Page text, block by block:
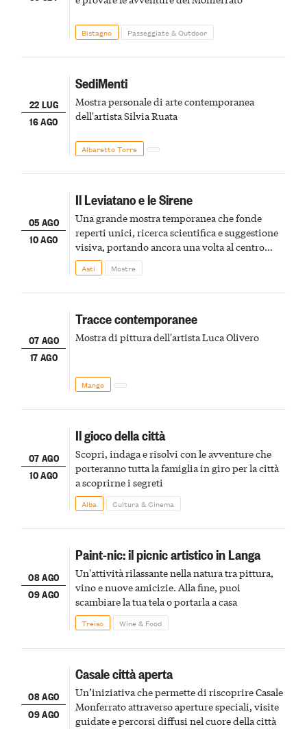
Bistagno Passeggiate & Outdoor
22 LUG
16 AGO
SediMenti
Mostra personale di arte contemporanea
dell'artista Silvia Ruata
Albaretto Torre
05 AGO
10 AGO
Il Leviatano e le Sirene
Una grande mostra temporanea che fonde
reperti unici, ricerca scientifica e suggestione
visiva, portando ancora una volta al centro
della scena le meraviglie del passato astigiano
Asti Mostre
07 AGO
17 AGO
Tracce contemporanee
Mostra di pittura dell'artista Luca Olivero
Mango
07 AGO
10 AGO
Il gioco della città
Scopri, indaga e risolvi con le avventure che
porteranno tutta la famiglia in giro per la città
a scoprirne i segreti
Alba Cultura & Cinema
08 AGO
09 AGO
Paint-nic: il picnic artistico in Langa
Un'attività rilassante nella natura tra pittura,
vino e nuove amicizie. Alla fine, puoi
scambiare la tua tela o portarla a casa
Treiso Wine & Food
08 AGO
09 AGO
Casale città aperta
Un’iniziativa che permette di riscoprire Casale
Monferrato attraverso aperture speciali, visite
guidate e percorsi diffusi nel cuore della città